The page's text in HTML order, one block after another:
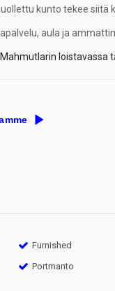
kunto tekee siitä
aula ja
loistavassa
Furnished
Portmanto